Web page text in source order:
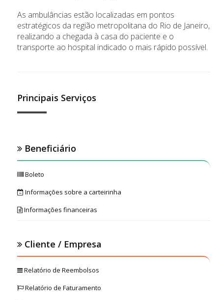
As ambulâncias estão localizadas em pontos
estratégicos da região metropolitana do Rio de Janeiro,
realizando a chegada à casa do paciente e o
transporte ao hospital indicado o mais rápido possível.
Principais Serviços
Beneficiário
Boleto
Informações sobre a carteirinha
Informações financeiras
Cliente / Empresa
Relatório de Reembolsos
Relatório de Faturamento